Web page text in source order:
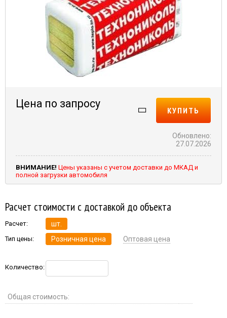
Цена по запросу
КУПИТЬ
Обновлено:
27.07.2026
ВНИМАНИЕ! Цены указаны с учетом доставки до МКАД и
полной загрузки автомобиля
Расчет стоимости с доставкой до объекта
Расчет: шт.
Тип цены: Розничная цена Оптовая цена
Количество:
Общая стоимость: